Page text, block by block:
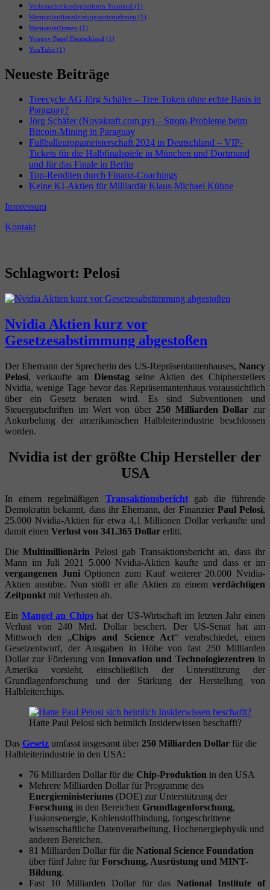
Verbraucherkreditplattform Younited (1)
Wertpapierdienstleistungsunternehmen (1)
Wertpapierfirmen (1)
Yougov Panel Deutschland (1)
YouTube (1)
Neueste Beiträge
Treecycle AG Jörg Schäfer – Tree Token ohne echte Basis in
Paraguay?
Jörg Schäfer (Novakraft.com.py) – Strom-Probleme beim
Bitcoin-Mining in Paraguay
Fußballeuropameisterschaft 2024 in Deutschland – VIP-
Tickets für die Halbfinalspiele in München und Dortmund
und für das Finale in Berlin
Top-Renditen durch Finanz-Coachings
Keine KI-Aktien für Milliardär Klaus-Michael Kühne
Impressum
Kontakt
Schlagwort: Pelosi
Nvidia Aktien kurz vor
Gesetzesabstimmung abgestoßen
Der Ehemann der Sprecherin des US-Repräsentantenhauses, Nancy
Pelosi, verkaufte am Dienstag seine Aktien des Chipherstellers
Nvidia, wenige Tage bevor das Repräsentantenhaus voraussichtlich
über ein Gesetz beraten wird. Es sind Subventionen und
Steuergutschriften im Wert von über 250 Milliarden Dollar zur
Ankurbelung der amerikanischen Halbleiterindustrie beschlossen
worden.
Nvidia ist der größte Chip Hersteller der
USA
In einem regelmäßigen Transaktionsberichtgab die führende
Demokratin bekannt, dass ihr Ehemann, der Finanzier Paul Pelosi,
25.000 Nvidia-Aktien für etwa 4,1 Millionen Dollar verkaufte und
damit einen Verlust von 341.365 Dollar erlitt.
DieMultimillionärin Pelosi gab Transaktionsbericht an, dass ihr
Mann im Juli 2021 5.000 Nvidia-Aktien kaufte und dass er im
vergangenen JuniOptionen zum Kauf weiterer 20.000 Nvidia-
Aktien ausübte. Nun stößt er alle Aktien zu einem verdächtigen
Zeitpunkt mit Verlusten ab.
Ein Mangel an Chipshat der US-Wirtschaft im letzten Jahr einen
Verlust von 240 Mrd. Dollar beschert. Der US-Senat hat am
Mittwoch den „Chips and Science Act“ verabschiedet, einen
Gesetzentwurf, der Ausgaben in Höhe von fast 250 Milliarden
Dollar zur Förderung vonInnovation und Technologiezentren in
Amerika vorsieht, einschließlich der Unterstützung der
Grundlagenforschung und der Stärkung der Herstellung von
Halbleiterchips.
Hatte Paul Pelosi sich heimlich Insiderwissen beschafft?
Das Gesetz umfasst insgesamt über 250 Milliarden Dollar für die
Halbleiterindustrie in den USA:
76 Milliarden Dollar für die Chip-Produktion in den USA
Mehrere Milliarden Dollar für Programme des
Energieministeriums (DOE) zur Unterstützung der
Forschung in den Bereichen Grundlagenforschung,
Fusionsenergie, Kohlenstoffbindung, fortgeschrittene
wissenschaftliche Datenverarbeitung, Hochenergiephysik und
anderen Bereichen.
81 Milliarden Dollar für die National Science Foundation
über fünf Jahre für Forschung, Ausrüstung und MINT-
Bildung.
Fast 10 Milliarden Dollar für dasNational Institute of